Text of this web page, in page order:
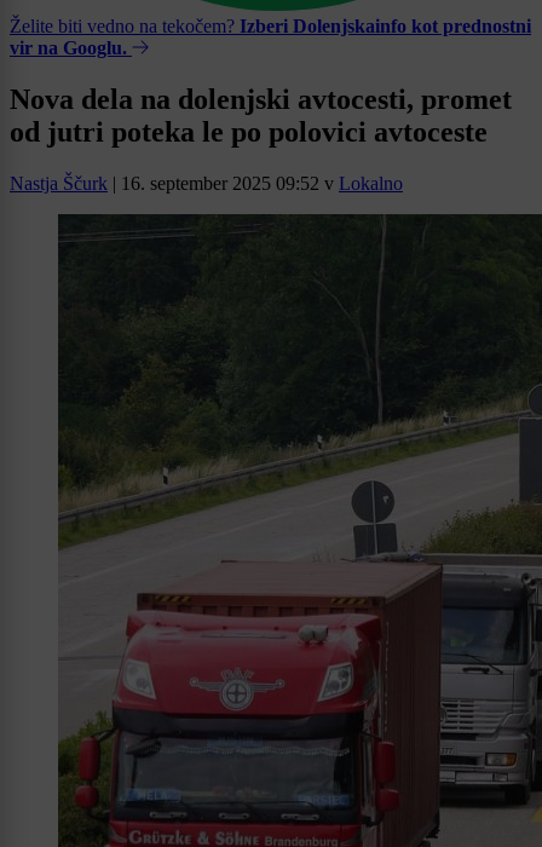
Želite biti vedno na tekočem? Izberi Dolenjskainfo kot prednostni
vir na Googlu.
Nova dela na dolenjski avtocesti, promet
od jutri poteka le po polovici avtoceste
Nastja Ščurk | 16. september 2025 09:52 v Lokalno